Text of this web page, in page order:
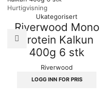
Hurtigvisning
Ukategorisert
Riverwood Mono
Protein Kalkun
400g 6 stk
Riverwood
LOGG INN FOR PRIS